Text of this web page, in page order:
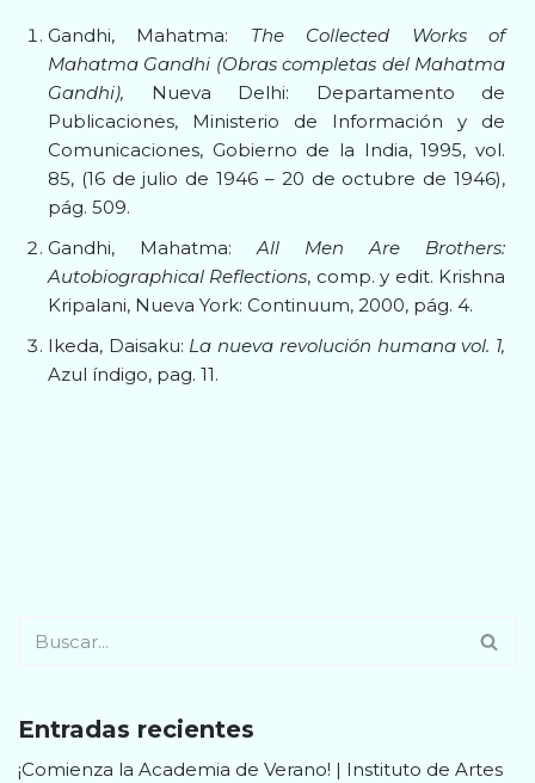
Gandhi, Mahatma: The Collected Works of
Mahatma Gandhi (Obras completas del Mahatma
Gandhi), Nueva Delhi: Departamento de
Publicaciones, Ministerio de Información y de
Comunicaciones, Gobierno de la India, 1995, vol.
85, (16 de julio de 1946 – 20 de octubre de 1946),
pág. 509.
Gandhi, Mahatma:All Men Are Brothers:
Autobiographical Reflections, comp. y edit. Krishna
Kripalani, Nueva York: Continuum, 2000, pág. 4.
Ikeda, Daisaku: La nueva revolución humana vol. 1,
Azul índigo, pag. 11.
Entradas recientes
¡Comienza la Academia de Verano! | Instituto de Artes